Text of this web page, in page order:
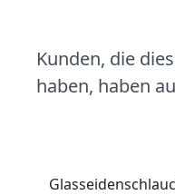
Kunden, die
haben, haben